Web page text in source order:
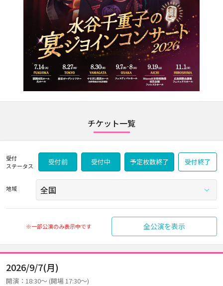
チケット一覧
受付
ステータス
受付前 受付中 予定枚数終了 受付終了
地域
※一部公演のみ表示中です 全公演を表示
2026/9/7(月)
開演：18:30～ (開場 17:30～)